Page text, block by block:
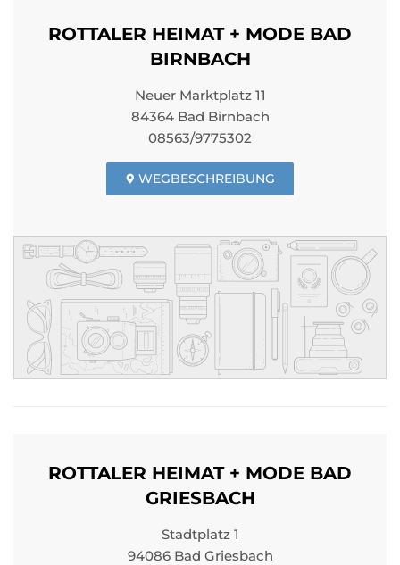
ROTTALER HEIMAT + MODE BAD
BIRNBACH
Neuer Marktplatz 11
84364 Bad Birnbach
08563/9775302
WEGBESCHREIBUNG
ROTTALER HEIMAT + MODE BAD
GRIESBACH
Stadtplatz 1
94086 Bad Griesbach